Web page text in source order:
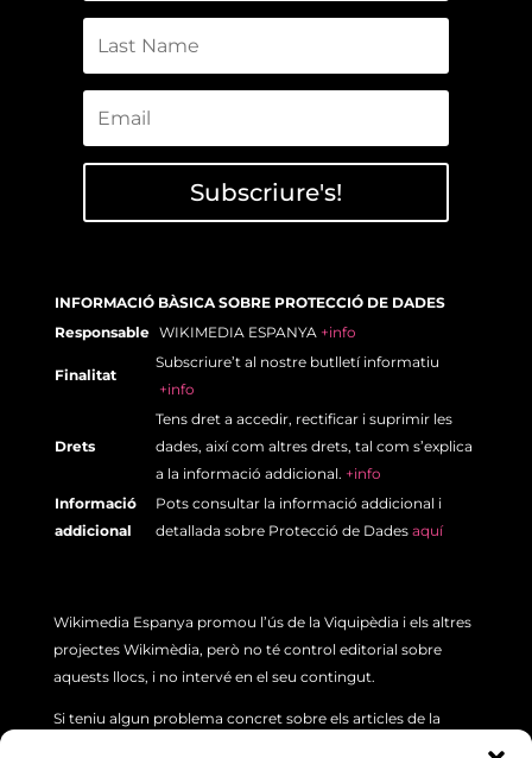
Subscriure's!
INFORMACIÓ BÀSICA SOBRE PROTECCIÓ DE DADES
Responsable WIKIMEDIA ESPANYA +info
Finalitat
Subscriure’t al nostre butlletí informatiu
+info
Drets
Tens dret a accedir, rectificar i suprimir les
dades, així com altres drets, tal com s’explica
a la informació addicional. +info
Informació
addicional
Pots consultar la informació addicional i
detallada sobre Protecció de Dades aquí
Wikimedia Espanya promou l’ús de la Viquipèdia i els altres
projectes Wikimèdia, però no té control editorial sobre
aquests llocs, i no intervé en el seu contingut.
Si teniu algun problema concret sobre els articles de la